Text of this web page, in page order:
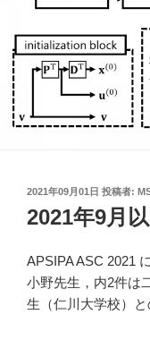
投
稿
日:
2021年09月01日 投稿者:
2021年9月
APSIPA ASC 2021
小野先生，内2件は
生（仁川大学校）と